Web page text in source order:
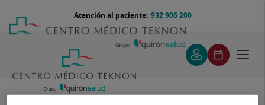
contenido
Menú
teléfono
cabecera
932 906 200
Atención al paciente: